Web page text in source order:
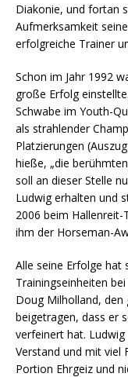
Diakonie, und fortan
Aufmerksamkeit
erfolgreiche Trainer
Schon im Jahr 1992
große Erfolg
Schwabe im Youth-
als strahlender
Platzierungen
hieße, „die
soll an dieser Stelle
Ludwig erhalten und
2006 beim Hallenreit-
ihm der Horseman-
Alle seine Erfolge hat
Trainingseinheiten
Doug Milholland, den
beigetragen, dass er
verfeinert hat.
Verstand und mit viel
Portion Ehrgeiz und